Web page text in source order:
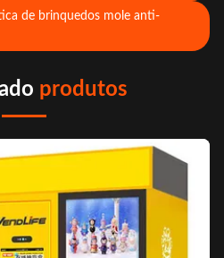
de brinquedos mole anti-
produtos